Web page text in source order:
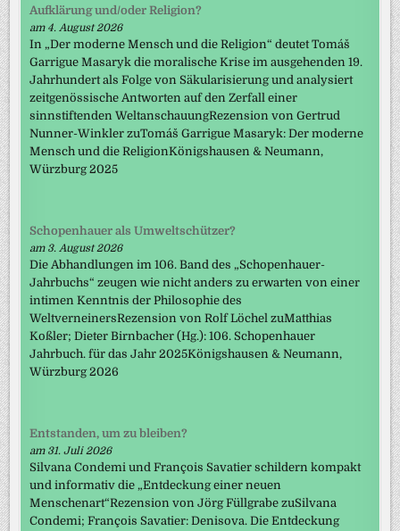
Aufklärung und/oder Religion?
am 4. August 2026
In „Der moderne Mensch und die Religion“ deutet Tomáš
Garrigue Masaryk die moralische Krise im ausgehenden 19.
Jahrhundert als Folge von Säkularisierung und analysiert
zeitgenössische Antworten auf den Zerfall einer
sinnstiftenden WeltanschauungRezension von Gertrud
Nunner-Winkler zuTomáš Garrigue Masaryk: Der moderne
Mensch und die ReligionKönigshausen & Neumann,
Würzburg 2025
Schopenhauer als Umweltschützer?
am 3. August 2026
Die Abhandlungen im 106. Band des „Schopenhauer-
Jahrbuchs“ zeugen wie nicht anders zu erwarten von einer
intimen Kenntnis der Philosophie des
WeltverneinersRezension von Rolf Löchel zuMatthias
Koßler; Dieter Birnbacher (Hg.): 106. Schopenhauer
Jahrbuch. für das Jahr 2025Königshausen & Neumann,
Würzburg 2026
Entstanden, um zu bleiben?
am 31. Juli 2026
Silvana Condemi und François Savatier schildern kompakt
und informativ die „Entdeckung einer neuen
Menschenart“Rezension von Jörg Füllgrabe zuSilvana
Condemi; François Savatier: Denisova. Die Entdeckung